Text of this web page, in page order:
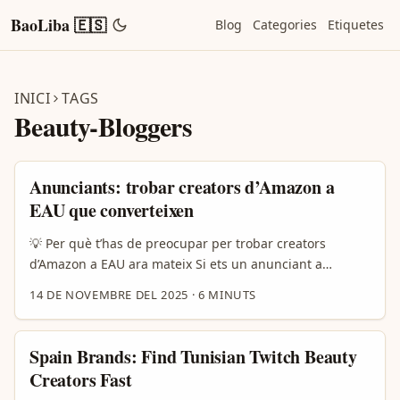
BaoLiba 🇪🇸 Blog Categories Etiquetes
INICI TAGS
Beauty-Bloggers
Anunciants: trobar creators d’Amazon a
EAU que converteixen
💡 Per què t’has de preocupar per trobar creators
d’Amazon a EAU ara mateix Si ets un anunciant a
Àrabs Units (EAU), la història no és només “trobar
influenciador amb molts seguidors”. Als EAU hi ha una
una mentalitat de compra ràpida —i això vol dir que un
creador local pot moure inventari realment ràpid si sap
14 DE NOVEMBRE DEL 2025 · 6 MINUTS
Spain Brands: Find Tunisian Twitch Beauty
Creators Fast